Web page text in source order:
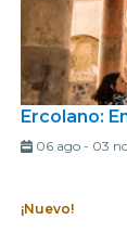
Ercolano:
06 ago- 03
¡Nuevo!